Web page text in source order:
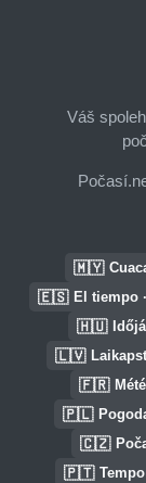
Váš
🇲🇾
🇪🇸 El tiempo
🇭🇺
🇱🇻
🇫🇷
🇵🇱
🇨🇿
🇵🇹